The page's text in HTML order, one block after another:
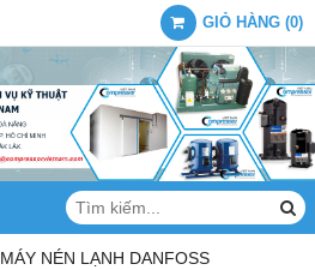
GIỎ HÀNG (0)
MÁY NÉN LẠNH DANFOSS